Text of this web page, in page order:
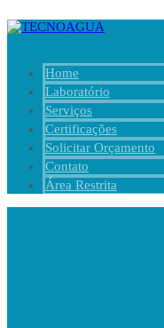
Home
Laboratório
Serviços
Certificações
Solicitar Orçamento
Contato
Área Restrita